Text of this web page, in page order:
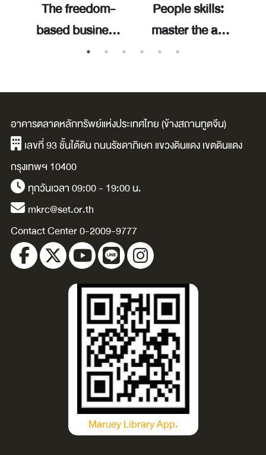
The freedom-
based business
method: reset,
realign your
business to live
a life of
harmony /
Natalie Ellis.
People skills:
master the art
of connection,
door to success
/ JiHao
Xingmeng ;
อาคารตลาดหลักทรัพย์แห่งประเทศไทย (ข้างสถานทูตจีน)
เลขที่ 93 ชั้นใต้ดิน ถนนรัชดาภิเษก แขวงดินแดง เขตดินแดง
กรุงเทพฯ 10400
ทุกวันเวลา 09:00 - 19:00 น.
mkrc@set.or.th
Contact Center 0-2009-9777
Maruey Library App.